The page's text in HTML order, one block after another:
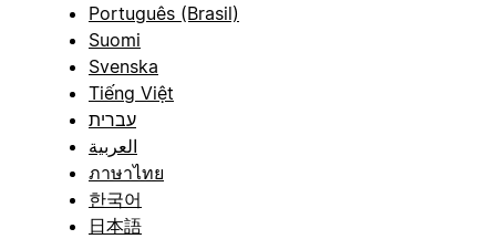
Português (Brasil)
Suomi
Svenska
Tiếng Việt
עברית
العربية
ภาษาไทย
한국어
日本語